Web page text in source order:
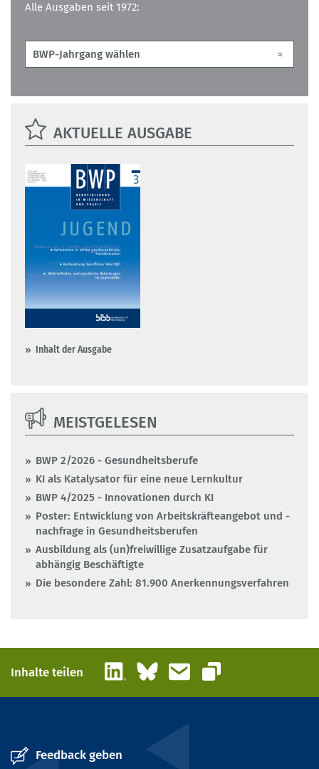
Alle Ausgaben seit 1972:
AKTUELLE AUSGABE
Inhalt der Ausgabe
MEISTGELESEN
BWP 2/2026 - Gesundheitsberufe
KI als Katalysator für eine neue Lernkultur
BWP 4/2025 - Innovationen durch KI
Poster: Entwicklung von Arbeitskräfteangebot und -
nachfrage in Gesundheitsberufen
Ausbildung als (un)freiwillige Zusatzaufgabe für
abhängig Beschäftigte
Die besondere Zahl: 81.900 Anerkennungsverfahren
Inhalte teilen LinkedInBlueskyE-Mail
Link kopieren
Feedback geben